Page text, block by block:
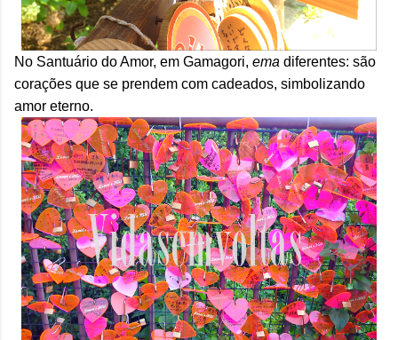
No Santuário do Amor, em Gamagori, ema diferentes: são
corações que se prendem com cadeados, simbolizando
amor eterno.